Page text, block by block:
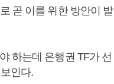
곧 이를 위한 방안이 발
하는데 은행권 TF가 선
인다.